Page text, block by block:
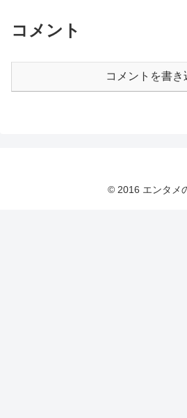
コメント
コメントを書き
© 2016 エンタメ